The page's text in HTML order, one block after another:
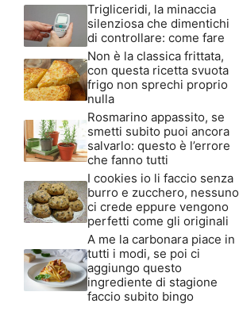
Trigliceridi, la minaccia
silenziosa che dimentichi
di controllare: come fare
Non è la classica frittata,
con questa ricetta svuota
frigo non sprechi proprio
nulla
Rosmarino appassito, se
smetti subito puoi ancora
salvarlo: questo è l’errore
che fanno tutti
I cookies io li faccio senza
burro e zucchero, nessuno
ci crede eppure vengono
perfetti come gli originali
A me la carbonara piace in
tutti i modi, se poi ci
aggiungo questo
ingrediente di stagione
faccio subito bingo